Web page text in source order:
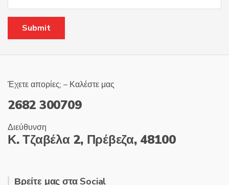
Έχετε απορίες; – Καλέστε μας
2682 300709
Διεύθυνση
Κ. Τζαβέλα 2, Πρέβεζα, 48100
Βρείτε μας στα Social